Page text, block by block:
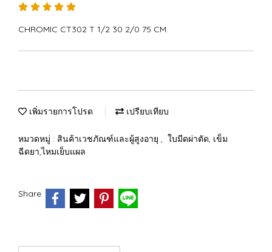
CHROMIC CT302 T 1/2 30 2/0 75 CM.
เพิ่มรายการโปรด เปรียบเทียบ
หมวดหมู่ : สินค้าเวชภัณฑ์และผู้สูงอายุ , ใบมีดผ่าตัด, เข็ม
ฉีดยา,ไหมเย็บแผล
Share